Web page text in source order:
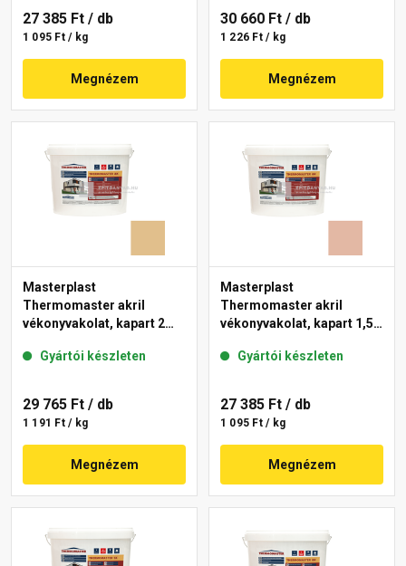
27 385 Ft / db
1 095 Ft / kg
Megnézem
30 660 Ft / db
1 226 Ft / kg
Megnézem
Masterplast
Thermomaster akril
vékonyvakolat, kapart 2
Gyártói készleten
29 765 Ft / db
1 191 Ft / kg
Megnézem
Masterplast
Thermomaster akril
vékonyvakolat, kapart 1,5
Gyártói készleten
27 385 Ft / db
1 095 Ft / kg
Megnézem